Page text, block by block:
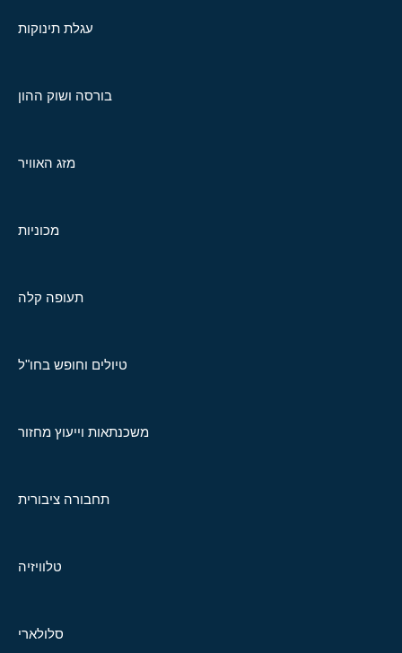
עגלת תינוקות
בורסה ושוק ההון
מזג האוויר
מכוניות
תעופה קלה
טיולים וחופש בחו"ל
משכנתאות וייעוץ מחזור
תחבורה ציבורית
טלוויזיה
סלולארי